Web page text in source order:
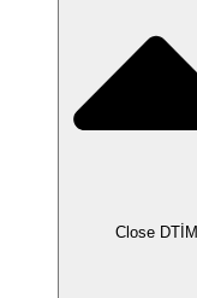
Close DTİM